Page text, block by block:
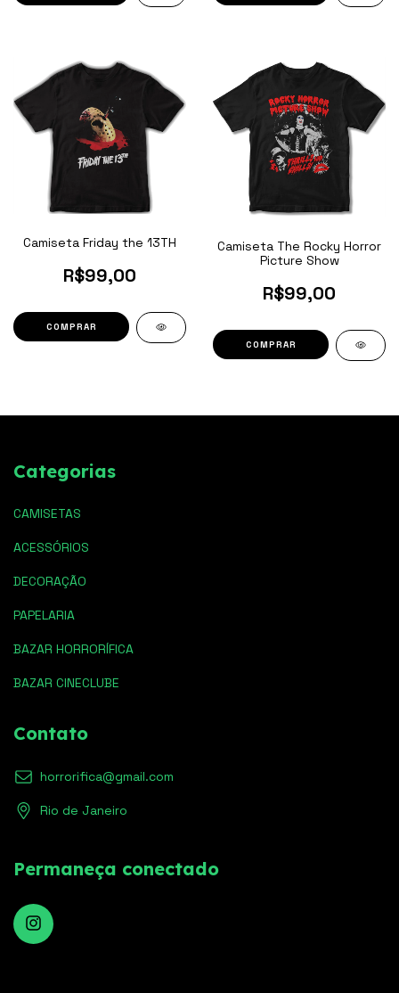
Camiseta Friday the 13TH
R$99,00
COMPRAR
Camiseta The Rocky Horror
Picture Show
R$99,00
COMPRAR
Categorias
CAMISETAS
ACESSÓRIOS
DECORAÇÃO
PAPELARIA
BAZAR HORRORÍFICA
BAZAR CINECLUBE
Contato
horrorifica@gmail.com
Rio de Janeiro
Permaneça conectado